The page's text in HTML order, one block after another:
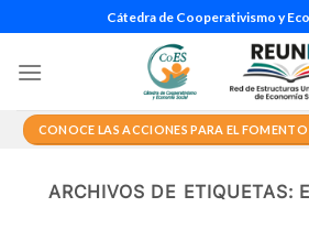
al
contenido
Cátedra de Cooperativismo y
CONOCE LAS ACCIONES PARA EL
ARCHIVOS DE ETIQUETAS: